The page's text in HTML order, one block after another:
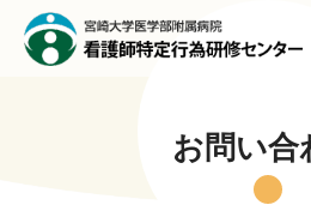
お問い合